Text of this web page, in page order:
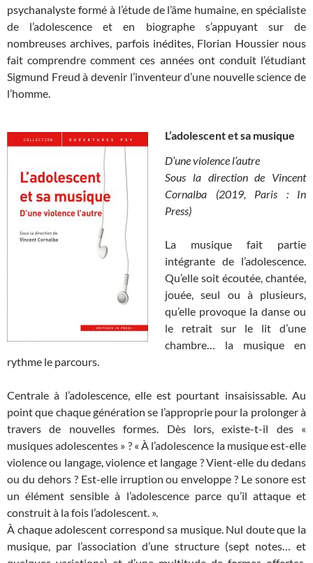
psychanalyste formé à l’étude de l’âme humaine, en spécialiste
de l’adolescence et en biographe s’appuyant sur de
nombreuses archives, parfois inédites, Florian Houssier nous
fait comprendre comment ces années ont conduit l’étudiant
Sigmund Freud à devenir l’inventeur d’une nouvelle science de
l’homme.
L’adolescent et sa musique
D’une violence l’autre
Sous la direction de Vincent
Cornalba (2019, Paris : In
Press)
La musique fait partie
intégrante de l’adolescence.
Qu’elle soit écoutée, chantée,
jouée, seul ou à plusieurs,
qu’elle provoque la danse ou
le retrait sur le lit d’une
chambre… la musique en
rythme le parcours.
Centrale à l’adolescence, elle est pourtant insaisissable. Au
point que chaque génération se l’approprie pour la prolonger à
travers de nouvelles formes. Dès lors, existe-t-il des «
musiques adolescentes » ? « À l’adolescence la musique est-elle
violence ou langage, violence et langage ? Vient-elle du dedans
ou du dehors ? Est-elle irruption ou enveloppe ? Le sonore est
un élément sensible à l’adolescence parce qu’il attaque et
construit à la fois l’adolescent. ».
À chaque adolescent correspond sa musique. Nul doute que la
musique, par l’association d’une structure (sept notes… et